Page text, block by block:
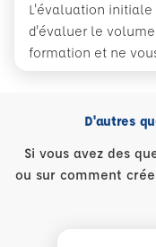
L'évaluation
d'évaluer le
formation et ne
D'autres
Si vous avez des
ou sur comment